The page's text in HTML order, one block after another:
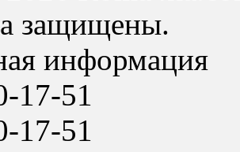
защищены.
информация
17-51
17-51